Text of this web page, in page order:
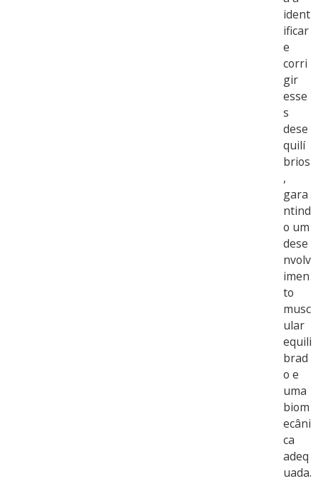
ident
ificar
e
corri
gir
esse
s
dese
quilí
brios
,
gara
ntind
o um
dese
nvolv
imen
to
musc
ular
equili
brad
o e
uma
biom
ecâni
ca
adeq
uada.